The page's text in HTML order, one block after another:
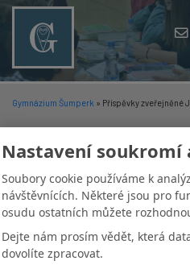
Gymnázium Šumperk » Příspěvky zveřejněné
Nastavení soukromí
Soubory cookie používáme k
návštěvnících. Některé jsou pro
osudu ostatních můžete
Dejte nám prosím vědět, která
dovolíte zpracovat.